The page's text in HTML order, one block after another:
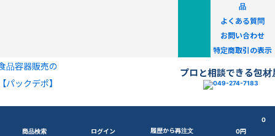
品
よくある質問
お問い合わせ
特定商取引の表示
品容器販売の
【パックデポ】
プロと相談できる包材
商品検索 ログイン 履歴から再注文
0
0円